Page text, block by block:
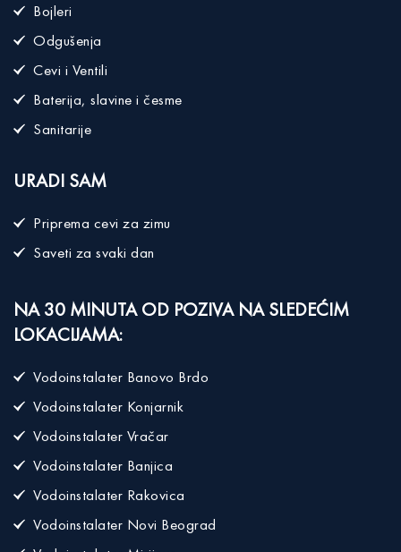
Bojleri
Odgušenja
Cevi i Ventili
Baterija, slavine i česme
Sanitarije
URADI SAM
Priprema cevi za zimu
Saveti za svaki dan
NA 30 MINUTA OD POZIVA NA SLEDEĆIM
LOKACIJAMA:
Vodoinstalater Banovo Brdo
Vodoinstalater Konjarnik
Vodoinstalater Vračar
Vodoinstalater Banjica
Vodoinstalater Rakovica
Vodoinstalater Novi Beograd